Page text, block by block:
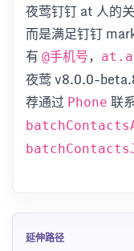
夜莺钉钉 at 人的
而是满足钉钉
有 @手机号，
夜莺 v8.0.0-
荐通过 Phone 联
延伸路径